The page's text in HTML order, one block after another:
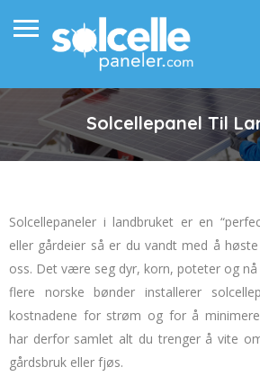
Solcellepanel Til
Solcellepaneler i landbruket er en
eller gårdeier så er du vandt med å
oss. Det være seg dyr, korn, poteter og nå
flere norske bønder installerer
kostnadene for strøm og for å minimere
har derfor samlet alt du trenger å vite
gårdsbruk eller fjøs.